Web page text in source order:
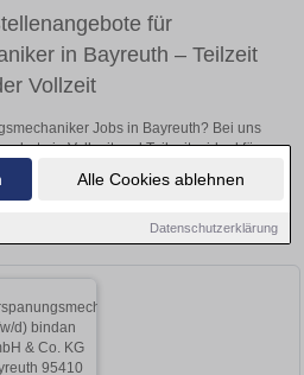
Alle Cookies ablehnen
Datenschutzerklärung
für
in Bayreuth – Teilzeit
Vollzeit
Jobs in Bayreuth? Bei uns
in Vollzeit und Teilzeit – ideal für
Sie jetzt neue Chancen in Ihrer
Stellen in Bayreuth!